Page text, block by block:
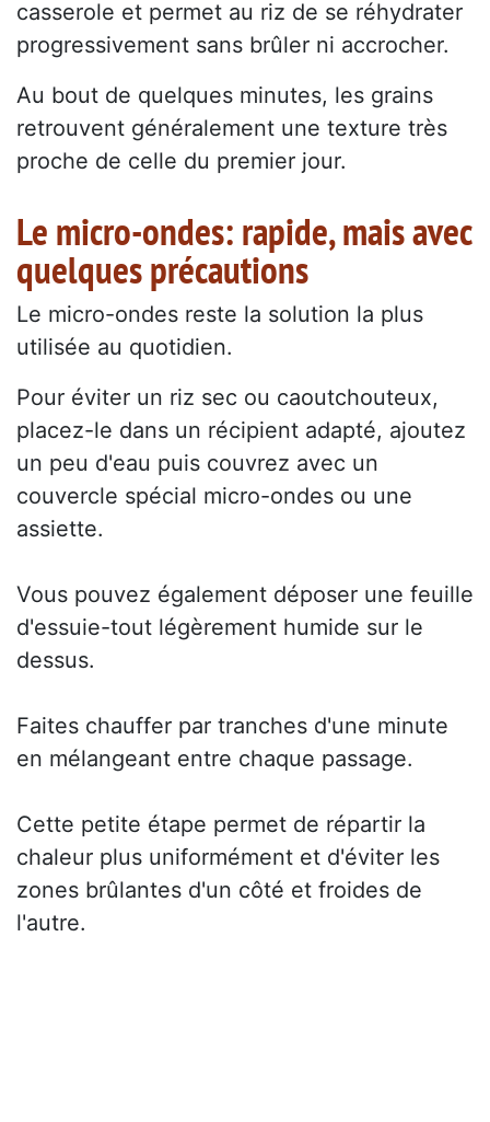
casserole et permet au riz de se réhydrater
progressivement sans brûler ni accrocher.
Au bout de quelques minutes, les grains
retrouvent généralement une texture très
proche de celle du premier jour.
Le micro-ondes: rapide, mais avec
quelques précautions
Le micro-ondes reste la solution la plus
utilisée au quotidien.
Pour éviter un riz sec ou caoutchouteux,
placez-le dans un récipient adapté, ajoutez
un peu d'eau puis couvrez avec un
couvercle spécial micro-ondes ou une
assiette.
Vous pouvez également déposer une feuille
d'essuie-tout légèrement humide sur le
dessus.
Faites chauffer par tranches d'une minute
en mélangeant entre chaque passage.
Cette petite étape permet de répartir la
chaleur plus uniformément et d'éviter les
zones brûlantes d'un côté et froides de
l'autre.